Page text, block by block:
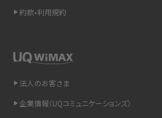
Bluetooth®とは？Wi-Fiとの違いやスマホ・PCと
「iPhoneを探す」の使い方と設定方法を紹介！ブ
約款•利用規約
法人のお客さま
企業情報（UQコミュニケーションズ）